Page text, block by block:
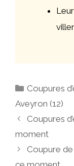
Catégories
Coupures
Aveyron (12)
Navigation
Coupures
moment
Coupure